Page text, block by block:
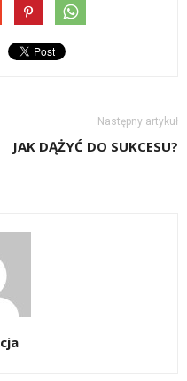
Następny artykuł
JAK DĄŻYĆ DO SUKCESU?